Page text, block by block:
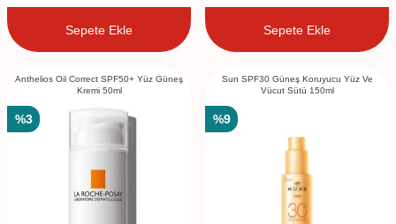
Sepete Ekle Sepete Ekle
Anthelios Oil Correct SPF50+ Yüz Güneş
Kremi 50ml
%3
Sun SPF30 Güneş Koruyucu Yüz Ve
Vücut Sütü 150ml
%9